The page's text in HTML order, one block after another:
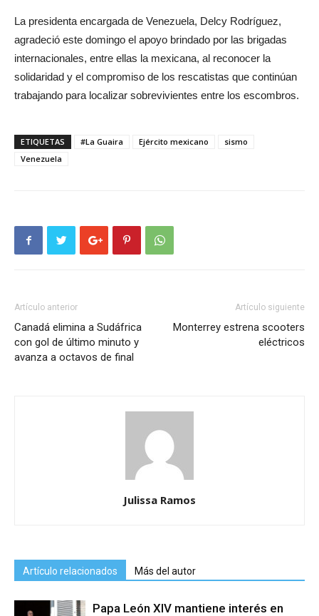
La presidenta encargada de Venezuela, Delcy Rodríguez,
agradeció este domingo el apoyo brindado por las brigadas
internacionales, entre ellas la mexicana, al reconocer la
solidaridad y el compromiso de los rescatistas que continúan
trabajando para localizar sobrevivientes entre los escombros.
ETIQUETAS #La Guaira Ejército mexicano
sismo
Venezuela
Artículo anterior
Canadá elimina a Sudáfrica
con gol de último minuto y
avanza a octavos de final
Artículo siguiente
Monterrey estrena scooters
eléctricos
Julissa Ramos
Artículo relacionados Más del autor
Papa León XIV mantiene interés en